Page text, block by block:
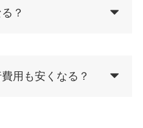
？
用も安くなる？